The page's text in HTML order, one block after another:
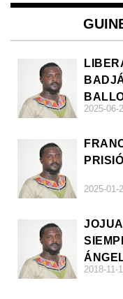
2025-06-
2025-01-
2018-11-